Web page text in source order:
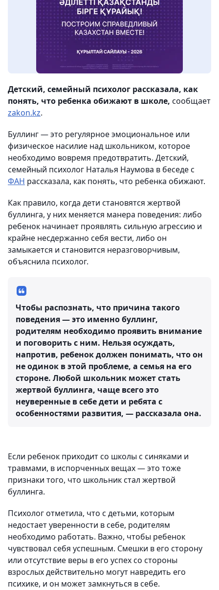
Детский, семейный психолог рассказала, как
понять, что ребенка обижают в школе, сообщает
zakon.kz.
Буллинг — это регулярное эмоциональное или
физическое насилие над школьником, которое
необходимо вовремя предотвратить. Детский,
семейный психолог Наталья Наумова в беседе с
ФАН рассказала, как понять, что ребенка обижают.
Как правило, когда дети становятся жертвой
буллинга, у них меняется манера поведения: либо
ребенок начинает проявлять сильную агрессию и
крайне несдержанно себя вести, либо он
замыкается и становится неразговорчивым,
объяснила психолог.
Чтобы распознать, что причина такого
поведения — это именно буллинг,
родителям необходимо проявить внимание
и поговорить с ним. Нельзя осуждать,
напротив, ребенок должен понимать, что он
не одинок в этой проблеме, а семья на его
стороне. Любой школьник может стать
жертвой буллинга, чаще всего это
неуверенные в себе дети и ребята с
особенностями развития, — рассказала она.
Если ребенок приходит со школы с синяками и
травмами, в испорченных вещах — это тоже
признаки того, что школьник стал жертвой
буллинга.
Психолог отметила, что с детьми, которым
недостает уверенности в себе, родителям
необходимо работать. Важно, чтобы ребенок
чувствовал себя успешным. Смешки в его сторону
или отсутствие веры в его успех со стороны
взрослых действительно могут навредить его
психике, и он может замкнуться в себе.